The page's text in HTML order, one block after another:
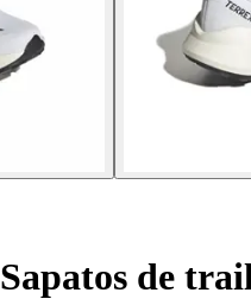
Sapatos de